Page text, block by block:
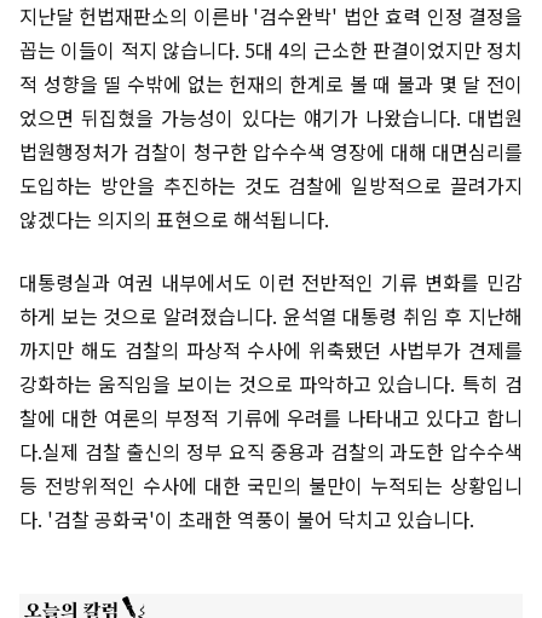
지난달 헌법재판소의 이른바 '검수완박' 법안 효력 인정 결정을
꼽는 이들이 적지 않습니다. 5대 4의 근소한 판결이었지만 정치
적 성향을 띨 수밖에 없는 헌재의 한계로 볼 때 불과 몇 달 전이
었으면 뒤집혔을 가능성이 있다는 얘기가 나왔습니다. 대법원
법원행정처가 검찰이 청구한 압수수색 영장에 대해 대면심리를
도입하는 방안을 추진하는 것도 검찰에 일방적으로 끌려가지
않겠다는 의지의 표현으로 해석됩니다.
대통령실과 여권 내부에서도 이런 전반적인 기류 변화를 민감
하게 보는 것으로 알려졌습니다. 윤석열 대통령 취임 후 지난해
까지만 해도 검찰의 파상적 수사에 위축됐던 사법부가 견제를
강화하는 움직임을 보이는 것으로 파악하고 있습니다. 특히 검
찰에 대한 여론의 부정적 기류에 우려를 나타내고 있다고 합니
다.실제 검찰 출신의 정부 요직 중용과 검찰의 과도한 압수수색
등 전방위적인 수사에 대한 국민의 불만이 누적되는 상황입니
다. '검찰 공화국'이 초래한 역풍이 불어 닥치고 있습니다.